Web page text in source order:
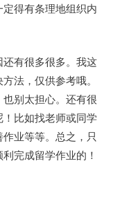
得有条理地组织内
有很多很多。我这
法，仅供参考哦。
别太担心。还有很
比如找老师或同学
业等等。总之，只
完成留学作业的！